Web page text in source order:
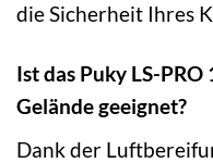
die Sicherheit Ihres
Ist das Puky LS-
Gelände geeignet?
Dank der